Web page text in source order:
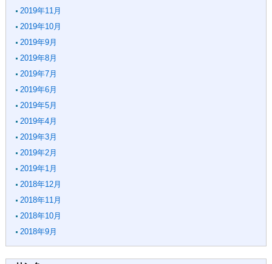
2019年11月
2019年10月
2019年9月
2019年8月
2019年7月
2019年6月
2019年5月
2019年4月
2019年3月
2019年2月
2019年1月
2018年12月
2018年11月
2018年10月
2018年9月